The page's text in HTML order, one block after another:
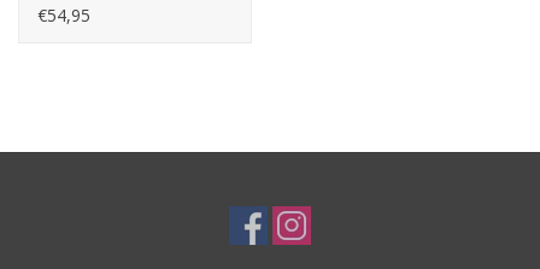
€54,95